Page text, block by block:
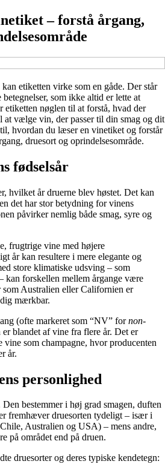
– forstå årgang,
etiketten virke som en gåde. Der står
som ikke altid er lette at
nøglen til at forstå, hvad der
at vælge vin, der passer til din smag og dit
hvordan du læser en vinetiket og forstår
druesort og oprindelsesområde.
fødselsår
hvilket år druerne blev høstet. Det kan
det har stor betydning for vinens
påvirker nemlig både smag, syre og
frugtrige vine med højere
år kan resultere i mere elegante og
store klimatiske udsving – som
kan forskellen mellem årgange være
Australien eller Californien er
mærkbar.
(ofte markeret som “NV” fornon-
er blandet af vine fra flere år. Det er
vine som champagne, hvor producenten
år.
personlighed
bestemmer i høj grad smagen, duften
fremhæver druesorten tydeligt – især i
Australien og USA) – mens andre,
på området end på druen.
druesorter og deres typiske kendetegn: